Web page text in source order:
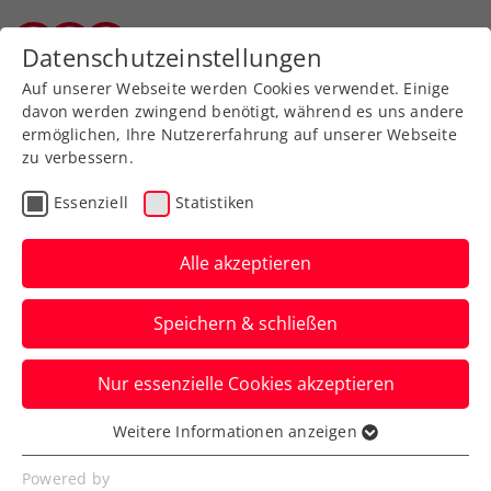
Zurück zur Newsübersicht
WTA
WTA-Challenger
Florianópolis: Grabher im
Finale und wieder Top
100
Österreichs aktuelle Nummer eins
durchbricht nach beschwerlichen Zeiten
wieder die magische Schallmauer.
Datenschutzeinstellungen
Auf unserer Webseite werden Cookies verwendet. Einige
davon werden zwingend benötigt, während es uns andere
ermöglichen, Ihre Nutzererfahrung auf unserer Webseite
zu verbessern.
Essenziell Statistiken
Alle akzeptieren
Speichern & schließen
Nur essenzielle Cookies akzeptieren
Essenziell
Essenzielle Cookies werden für grundlegende
Weitere Informationen anzeigen
Powered by